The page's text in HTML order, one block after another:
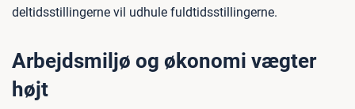
deltidsstillingerne vil udhule fuldtidsstillingerne.
Arbejdsmiljø og økonomi vægter
højt